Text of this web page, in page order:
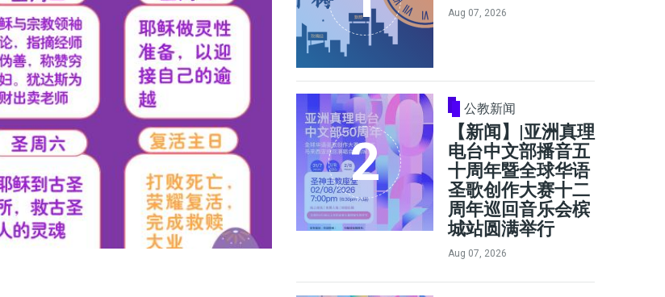
Aug 07, 2026
公教新闻
【新闻】|亚洲真理
电台中文部播音五
十周年暨全球华语
圣歌创作大赛十二
周年巡回音乐会槟
城站圆满举行
Aug 07, 2026